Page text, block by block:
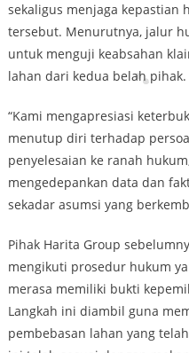
sekaligus menjaga kepastian
tersebut. Menurutnya, jalur
untuk menguji keabsahan
lahan dari kedua belah pihak.
“Kami mengapresiasi
menutup diri terhadap
penyelesaian ke ranah
mengedepankan data dan
sekadar asumsi yang
Pihak Harita Group
mengikuti prosedur hukum
merasa memiliki bukti
Langkah ini diambil guna
pembebasan lahan yang